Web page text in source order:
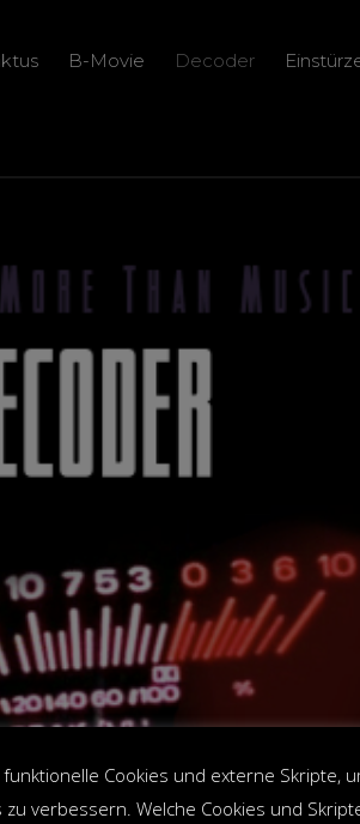
B-Movie Decoder
Cookies und externe Skripte,
verbessern. Welche Cookies und